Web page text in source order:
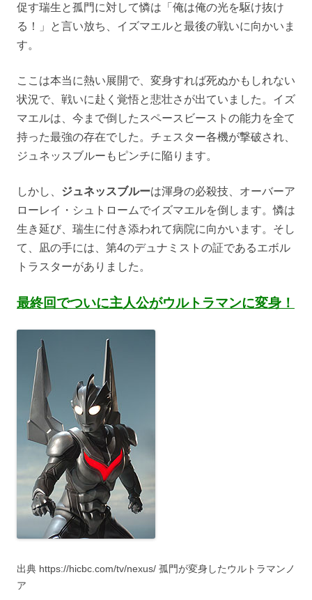
促す瑞生と孤門に対して憐は「俺は俺の光を駆け抜け
る！」と言い放ち、イズマエルと最後の戦いに向かいま
す。
ここは本当に熱い展開で、変身すれば死ぬかもしれない
状況で、戦いに赴く覚悟と悲壮さが出ていました。 イズ
マエルは、今まで倒したスペースビーストの能力を全て
持った最強の存在でした。チェスター各機が撃破され、
ジュネッスブルーもピンチに陥ります。
しかし、 ジュネッスブルーは渾身の必殺技、オーバーア
ローレイ・シュトロームでイズマエルを倒します。憐は
生き延び、瑞生に付き添われて病院に向かいます。そし
て、凪の手には、第4のデュナミストの証であるエボル
トラスターがありました。
最終回でついに主人公がウルトラマンに変身！
出典 https://hicbc.com/tv/nexus/ 孤門が変身したウルトラマンノ
ア